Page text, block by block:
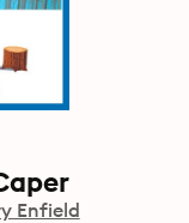
Enfield